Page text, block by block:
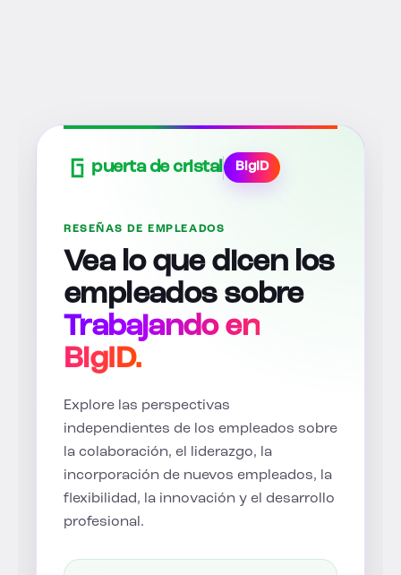
puerta de cristal BigID
RESEÑAS DE EMPLEADOS
Vea lo que dicen los
empleados sobre
Trabajando en
BigID.
Explore las perspectivas
independientes de los empleados sobre
la colaboración, el liderazgo, la
incorporación de nuevos empleados, la
flexibilidad, la innovación y el desarrollo
profesional.